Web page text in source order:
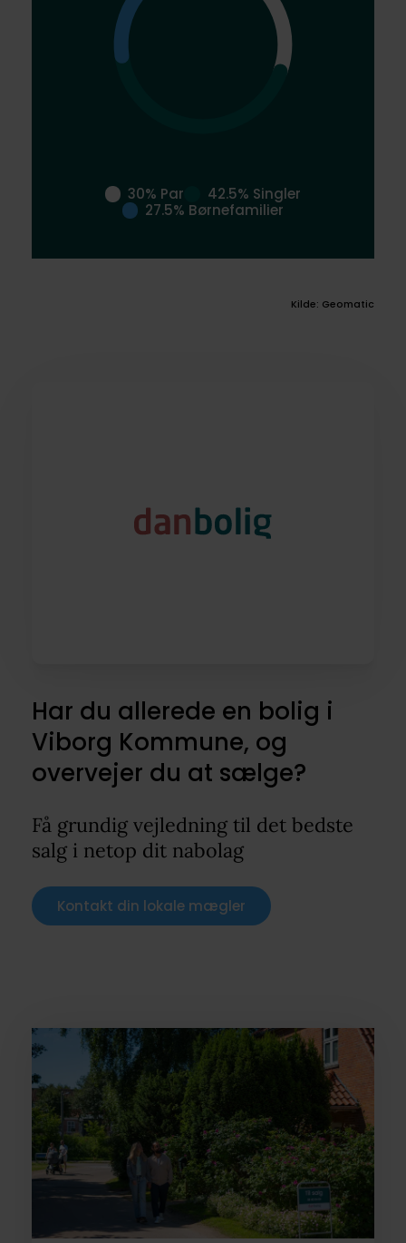
30% Par
42.5% Singler
27.5% Børnefamilier
Kilde: Geomatic
Har du allerede en bolig i
Viborg Kommune, og
overvejer du at sælge?
Få grundig vejledning til det bedste
salg i netop dit nabolag
Kontakt din lokale mægler